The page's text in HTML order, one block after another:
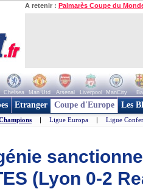
A retenir : Palmarès Coupe du
Chelsea Man Utd Arsenal Liverpool ManCity
Etranger Coupe d'Europe Les
| Ligue Europa | Ligue
(Lyon 0-2